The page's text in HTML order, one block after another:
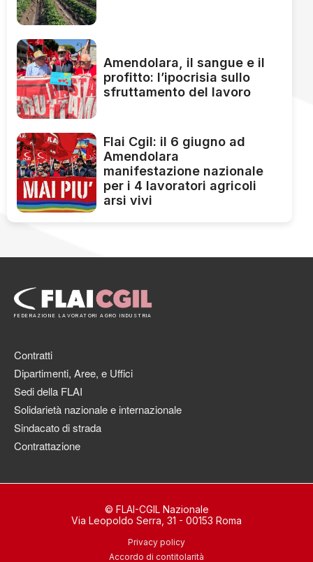
Amendolara, il sangue e il
profitto: l’ipocrisia sullo
sfruttamento del lavoro
Flai Cgil: il 6 giugno ad
Amendolara
manifestazione nazionale
per i 4 lavoratori agricoli
arsi vivi
FEDERAZIONE LAVORATORI AGRO INDUSTRIA
Contratti
Dipartimenti, Aree, e Uffici
Sedi della FLAI
Solidarietà nazionale e internazionale
Sindacato di strada
Contrattazione
© FLAI-CGIL Nazionale
Via Leopoldo Serra, 31 - 00153 Roma
Privacy policy
Accordo di contitolarità